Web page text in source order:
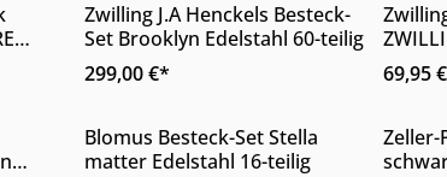
Details
Zwilling J.A Henckels Besteck-
Set Brooklyn Edelstahl 60-teilig
299,00 €*
69,95
Gib den gewünschten Wert
Online & im Möbelhaus
erhältlich
Produkt Anzahl: Gib
Blomus Besteck-Set Stella
matter Edelstahl 16-teilig
Zeller-
Online & im Möbelhaus